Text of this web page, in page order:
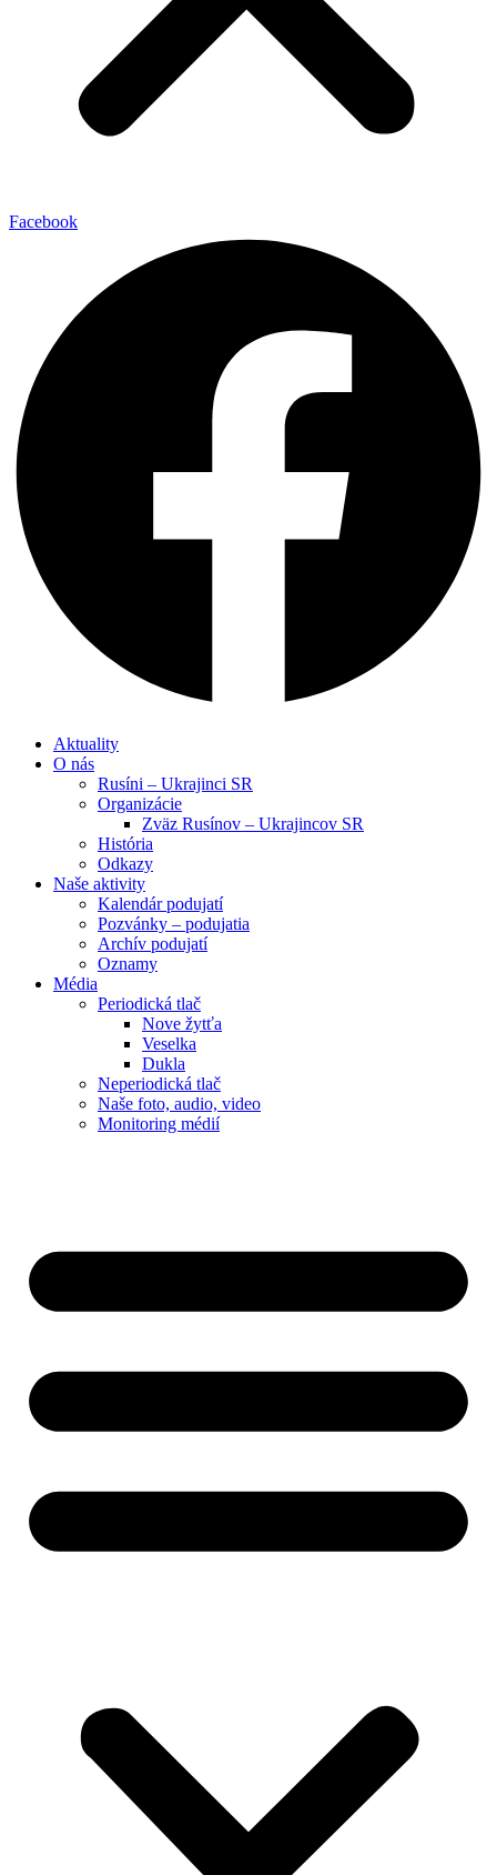
Facebook
Aktuality
O nás
Rusíni – Ukrajinci SR
Organizácie
Zväz Rusínov – Ukrajincov SR
História
Odkazy
Naše aktivity
Kalendár podujatí
Pozvánky – podujatia
Archív podujatí
Oznamy
Média
Periodická tlač
Nove žytťa
Veselka
Dukla
Neperiodická tlač
Naše foto, audio, video
Monitoring médií